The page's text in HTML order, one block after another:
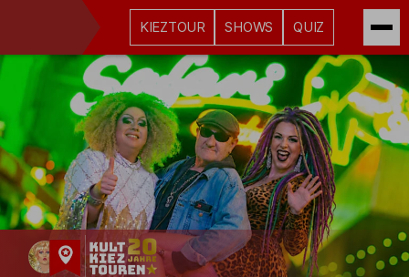
KIEZTOUR SHOWS QUIZ